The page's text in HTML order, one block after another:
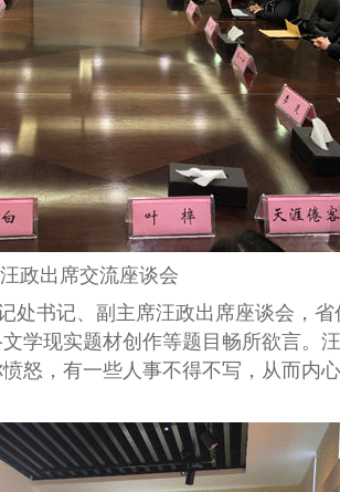
汪政出席交流座谈会
处书记、副主席汪政出席座谈会，
学现实题材创作等题目畅所欲言。
，有一些人事不得不写，从而内